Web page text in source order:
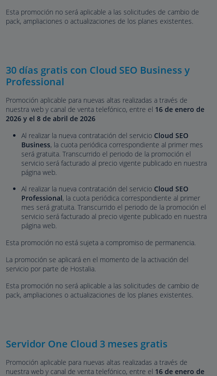
Esta promoción no será aplicable a las solicitudes de cambio de
pack, ampliaciones o actualizaciones de los planes existentes.
30 días gratis con Cloud SEO Business y
Professional
Promoción aplicable para nuevas altas realizadas a través de
nuestra web y canal de venta telefónico, entre el 16 de enero de
2026 y el 8 de abril de 2026
Al realizar la nueva contratación del servicio Cloud SEO
Business, la cuota periódica correspondiente al primer mes
será gratuita. Transcurrido el periodo de la promoción el
servicio será facturado al precio vigente publicado en nuestra
página web.
Al realizar la nueva contratación del servicio Cloud SEO
Professional, la cuota periódica correspondiente al primer
mes será gratuita. Transcurrido el periodo de la promoción el
servicio será facturado al precio vigente publicado en nuestra
página web.
Esta promoción no está sujeta a compromiso de permanencia.
La promoción se aplicará en el momento de la activación del
servicio por parte de Hostalia.
Esta promoción no será aplicable a las solicitudes de cambio de
pack, ampliaciones o actualizaciones de los planes existentes.
Servidor One Cloud 3 meses gratis
Promoción aplicable para nuevas altas realizadas a través de
nuestra web y canal de venta telefónico, entre el 16 de enero de